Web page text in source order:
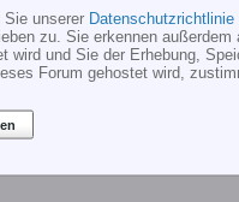
Zukunft nicht mehr
ausgerüstet.
unserer Datenschutzrichtlinie
zu. Sie erkennen außerdem
wird und Sie der Erhebung,
Forum gehostet wird,